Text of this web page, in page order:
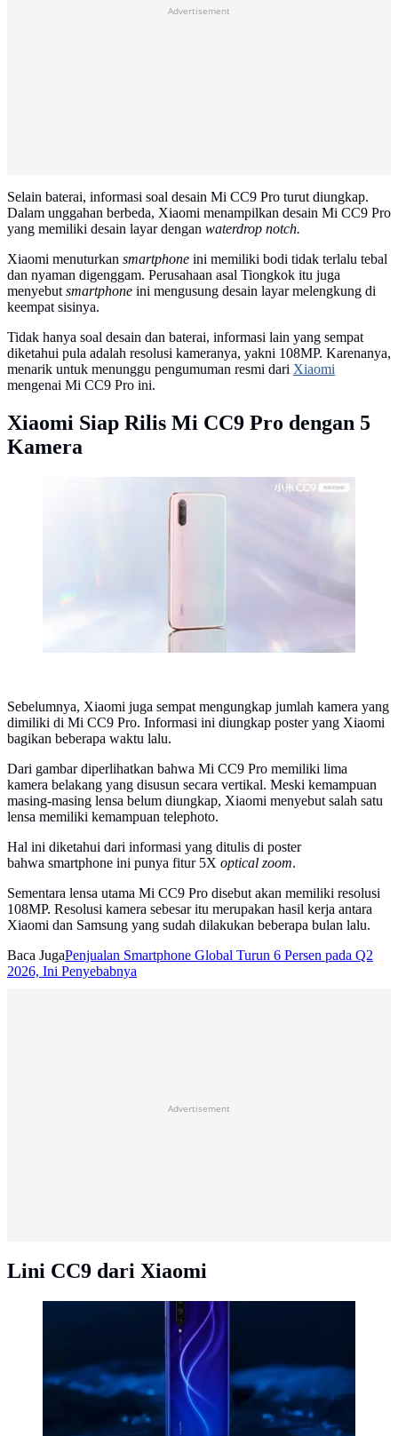
Advertisement
Selain baterai, informasi soal desain Mi CC9 Pro turut diungkap.
Dalam unggahan berbeda, Xiaomi menampilkan desain Mi CC9 Pro
yang memiliki desain layar dengan waterdrop notch.
Xiaomi menuturkan smartphone ini memiliki bodi tidak terlalu tebal
dan nyaman digenggam. Perusahaan asal Tiongkok itu juga
menyebutsmartphone ini mengusung desain layar melengkung di
keempat sisinya.
Tidak hanya soal desain dan baterai, informasi lain yang sempat
diketahui pula adalah resolusi kameranya, yakni 108MP. Karenanya,
menarik untuk menunggu pengumuman resmi dari Xiaomi
mengenai Mi CC9 Pro ini.
Xiaomi Siap Rilis Mi CC9 Pro dengan 5
Kamera
Tampilan CC9 Meitu Edition dari Xiaomi (kredit: GSM
Sebelumnya, Xiaomi juga sempat mengungkap jumlah kamera yang
dimiliki di Mi CC9 Pro. Informasi ini diungkap poster yang Xiaomi
bagikan beberapa waktu lalu.
Dari gambar diperlihatkan bahwa Mi CC9 Pro memiliki lima
kamera belakang yang disusun secara vertikal. Meski kemampuan
masing-masing lensa belum diungkap, Xiaomi menyebut salah satu
lensa memiliki kemampuan telephoto.
Hal ini diketahui dari informasi yang ditulis di poster
bahwa smartphone ini punya fitur 5X optical zoom.
Sementara lensa utama Mi CC9 Pro disebut akan memiliki resolusi
108MP. Resolusi kamera sebesar itu merupakan hasil kerja antara
Xiaomi dan Samsung yang sudah dilakukan beberapa bulan lalu.
Baca JugaPenjualan Smartphone Global Turun 6 Persen pada Q2
2026, Ini Penyebabnya
Advertisement
Lini CC9 dari Xiaomi